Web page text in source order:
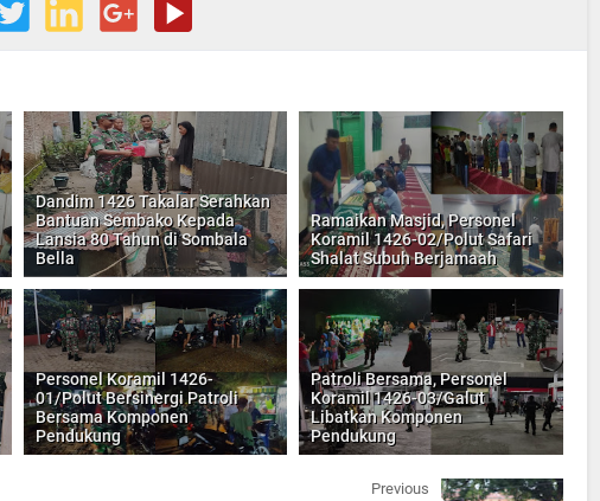
Dandim 1426 Takalar Serahkan
Bantuan Sembako Kepada
Lansia 80 Tahun di Sombala
Bella
Ramaikan Masjid, Personel
Koramil 1426-02/Polut Safari
Shalat Subuh Berjamaah
Personel Koramil 1426-
01/Polut Bersinergi Patroli
Bersama Komponen
Pendukung
Patroli Bersama, Personel
Koramil 1426-03/Galut
Libatkan Komponen
Pendukung
Previous